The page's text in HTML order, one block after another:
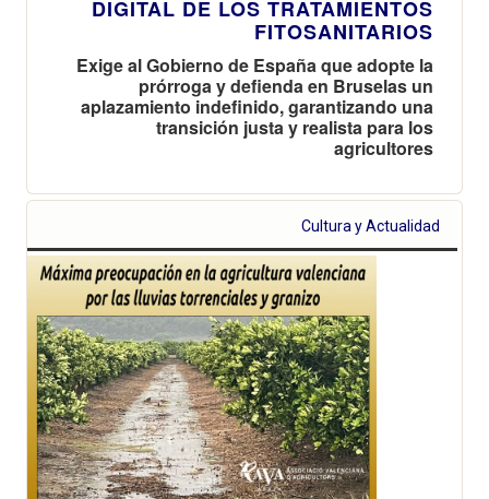
DIGITAL DE LOS TRATAMIENTOS
FITOSANITARIOS
Exige al Gobierno de España que adopte la
prórroga y defienda en Bruselas un
aplazamiento indefinido, garantizando una
transición justa y realista para los
agricultores
Cultura y Actualidad